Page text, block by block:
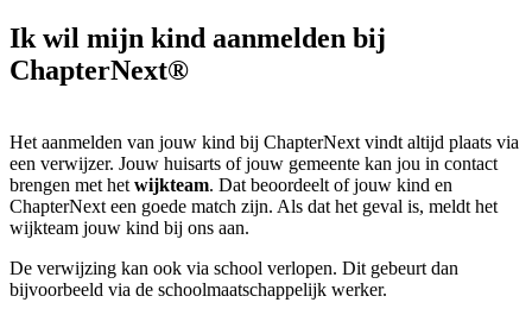
Ik wil mijn kind aanmelden bij
ChapterNext®
Het aanmelden van jouw kind bij ChapterNext vindt altijd plaats via
een verwijzer. Jouw huisarts of jouw gemeente kan jou in contact
brengen met het wijkteam. Dat beoordeelt of jouw kind en
ChapterNext een goede match zijn. Als dat het geval is, meldt het
wijkteam jouw kind bij ons aan.
De verwijzing kan ook via school verlopen. Dit gebeurt dan
bijvoorbeeld via de schoolmaatschappelijk werker.